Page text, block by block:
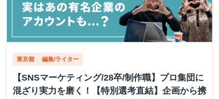
東京都 編集/ライター
【SNSマーケティング/28卒/制作職】プロ集団に
混ざり実力を磨く！【特別選考直結】企画から携